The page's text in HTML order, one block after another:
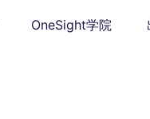
OneSight学院